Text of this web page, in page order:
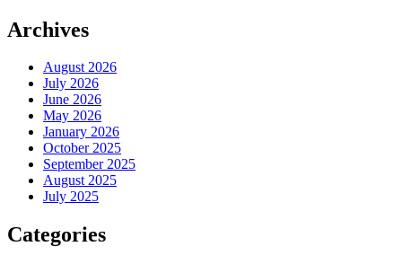
Archives
August 2026
July 2026
June 2026
May 2026
January 2026
October 2025
September 2025
August 2025
July 2025
Categories